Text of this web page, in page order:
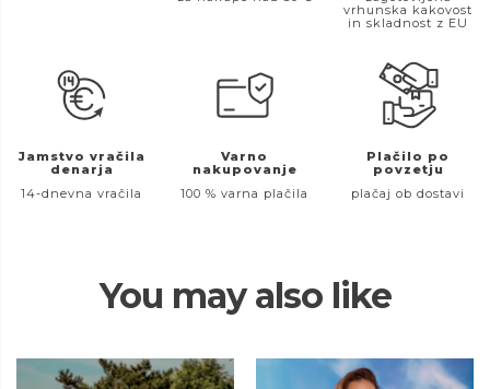
vrhunska kakovost
in skladnost z EU
Jamstvo vračila
denarja
14-dnevna vračila
Varno
nakupovanje
100 % varna plačila
Plačilo po
povzetju
plačaj ob dostavi
You may also like